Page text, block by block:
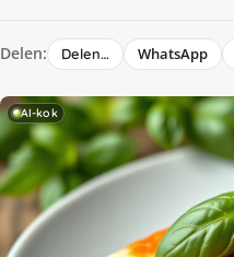
Delen: Delen… WhatsApp
AI-kok